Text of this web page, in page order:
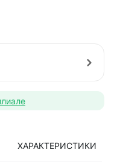
ХАРАКТЕРИСТИКИ